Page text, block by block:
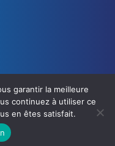
Plan du site
confidentialité
garantir la meilleure
continuez à utiliser ce
en êtes satisfait.